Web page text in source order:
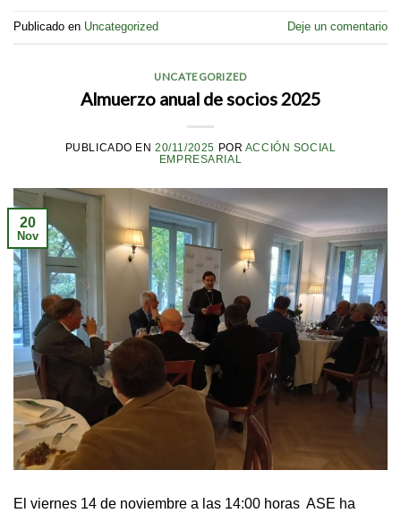
Publicado en Uncategorized Deje un comentario
UNCATEGORIZED
Almuerzo anual de socios 2025
PUBLICADO EN20/11/2025 POR ACCIÓN SOCIAL
EMPRESARIAL
20
Nov
El viernes 14 de noviembre a las 14:00 horas ASE ha